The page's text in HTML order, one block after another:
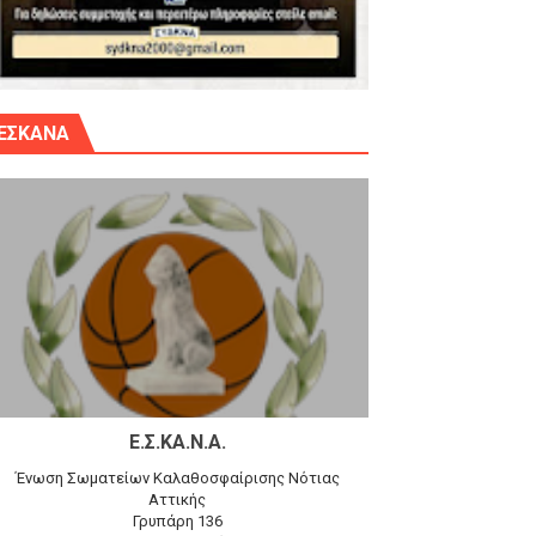
Δημητρίου την Κυριακή 14.6.26
Προφήτη Ηλία 78-74 στα Καμίνια
Ε.Σ.ΚΑ.Ν.Α.
Ένωση Σωματείων Καλαθοσφαίρισης Νότιας
Αττικής
Γρυπάρη 136